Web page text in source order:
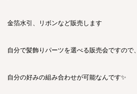
金箔水引、リボンなど販売します
自分で髪飾りパーツを選べる販売会ですので、
自分の好みの組み合わせが可能なんです✨